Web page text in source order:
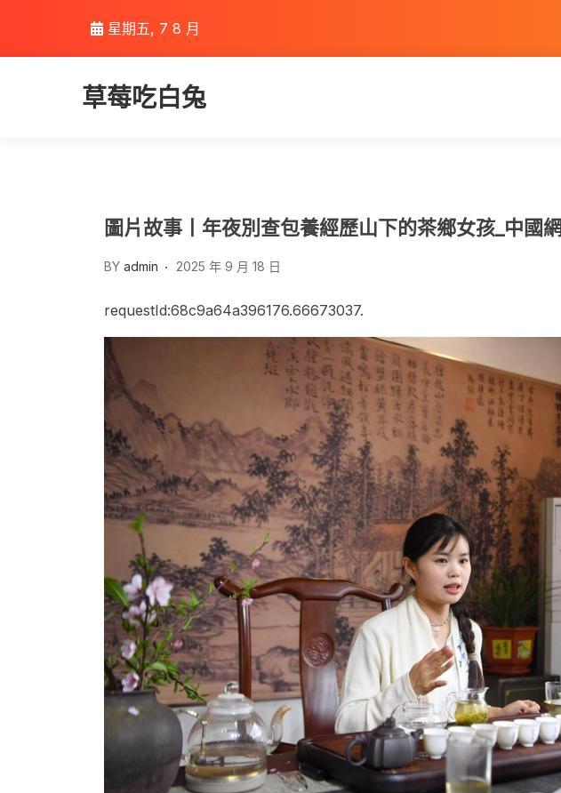
content
星期五, 7 8 月
草莓吃白兔
圖片故事丨年夜別查包養經歷山下的茶鄉女孩_中國網
BY admin 2025 年 9 月 18 日
requestId:68c9a64a396176.66673037.